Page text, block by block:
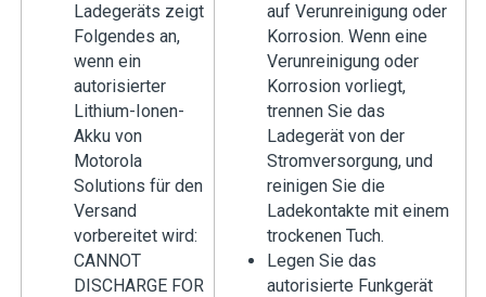
Ladegeräts zeigt
Folgendes an,
wenn ein
autorisierter
Lithium-Ionen-
Akku von
Motorola
Solutions für den
Versand
vorbereitet wird:
CANNOT
DISCHARGE FOR
auf Verunreinigung oder
Korrosion. Wenn eine
Verunreinigung oder
Korrosion vorliegt,
trennen Sie das
Ladegerät von der
Stromversorgung, und
reinigen Sie die
Ladekontakte mit einem
trockenen Tuch.
Legen Sie das
autorisierte Funkgerät